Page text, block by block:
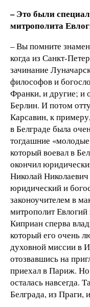
– Это были
митрополита
– Вы помните
когда из Санкт-
зачинание
философов и
Франки, и другие; и
Берлин. И потом
Карсавин, к
в Белграде была
тогдашние
который воевал в
окончил
Николай
юридический и
законоучителем в
митрополит
Киприан сперва
который его очень
духовной миссии в
отозвавшись на
приехал в Париж.
осталась навсегда.
Белграда, из Праги,